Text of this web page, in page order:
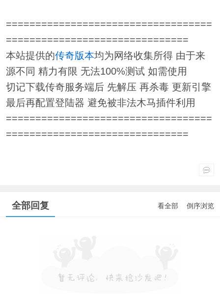
===================================
===============================
本站提供的传奇版本均为网络收集所得 由于来
源不同 精力有限 无法100%测试 如需使用
切记下载传奇服务端后 先解压 再杀毒 更新引擎
最后再配置登陆器 避免被非法木马插件利用
===================================
===============================
全部回复 看全部 倒序浏览